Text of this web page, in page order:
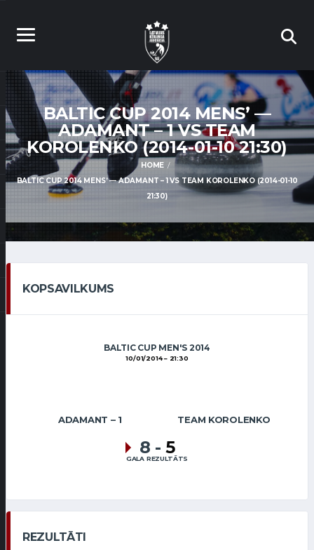
BALTIC CUP 2014 MENS’ —
ADAMANT – 1 VS TEAM
KOROLENKO (2014-01-10 21:30)
HOME
BALTIC CUP 2014 MENS’ — ADAMANT – 1 VS TEAM KOROLENKO (2014-01-10
21:30)
KOPSAVILKUMS
BALTIC CUP MEN'S 2014
10/01/2014 21:30
ADAMANT – 1 TEAM KOROLENKO
8 - 5
GALA REZULTĀTS
REZULTĀTI